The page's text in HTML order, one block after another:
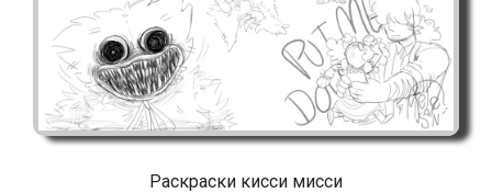
Раскраски кисси мисси